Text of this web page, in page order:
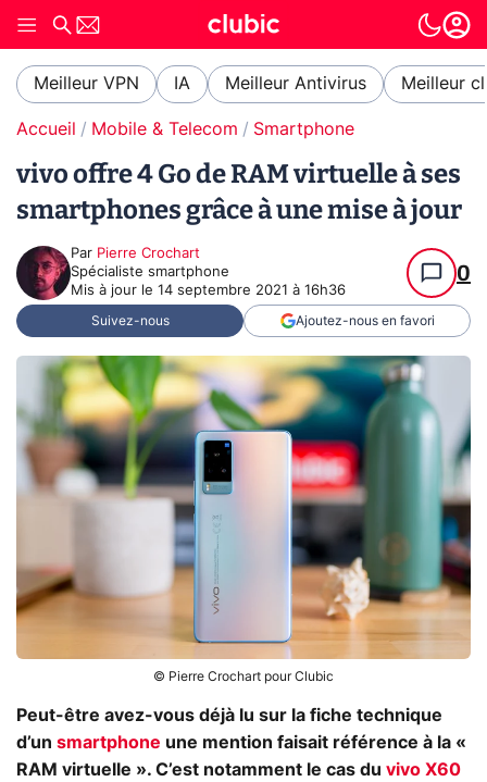
Meilleur VPN IA Meilleur Antivirus Meilleur
Accueil Mobile & Telecom Smartphone
vivo offre 4 Go de RAM virtuelle à ses
smartphones grâce à une mise à jour
Par Pierre Crochart
Spécialiste smartphone
Mis à jour le 14 septembre 2021 à 16h36
0
Suivez-nous Ajoutez-nous en favori
© Pierre Crochart pour Clubic
Peut-être avez-vous déjà lu sur la fiche technique
d’un smartphone une mention faisait référence à la «
RAM virtuelle ». C’est notamment le cas du vivo X60